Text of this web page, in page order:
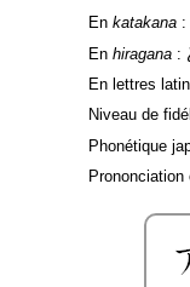
En katakana:
En hiragana:
En lettres
Niveau de
Phonétique